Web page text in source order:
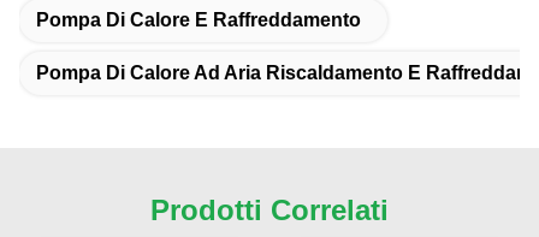
Pompa Di Calore E Raffreddamento
Pompa Di Calore Ad Aria Riscaldamento E
Prodotti Correlati